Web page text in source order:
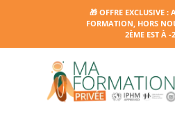
🎁 OFFRE EXCLUSIVE :
FORMATION, HORS
2ÈME EST À -